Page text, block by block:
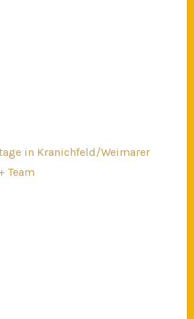
in Kranichfeld/Weimarer
Team